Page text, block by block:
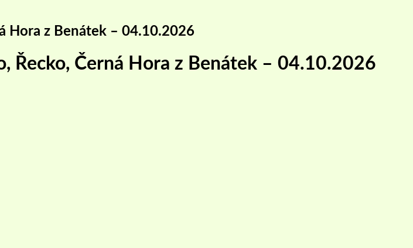
Hora z Benátek – 04.10.2026
Řecko, Černá Hora z Benátek – 04.10.2026